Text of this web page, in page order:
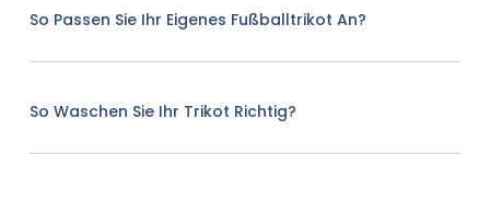
So Passen Sie Ihr Eigenes Fußballtrikot An?
So Waschen Sie Ihr Trikot Richtig?